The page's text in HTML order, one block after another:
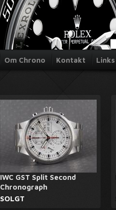
Om Chrono Kontakt Links
IWC GST Split Second
Chronograph
SOLGT